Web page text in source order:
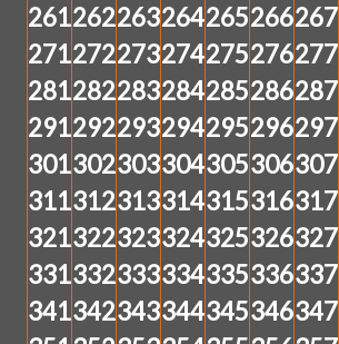
261262263264265266267
271272273274275276277
281282283284285286287
291292293294295296297
301302303304305306307
311312313314315316317
321322323324325326327
331332333334335336337
341342343344345346347